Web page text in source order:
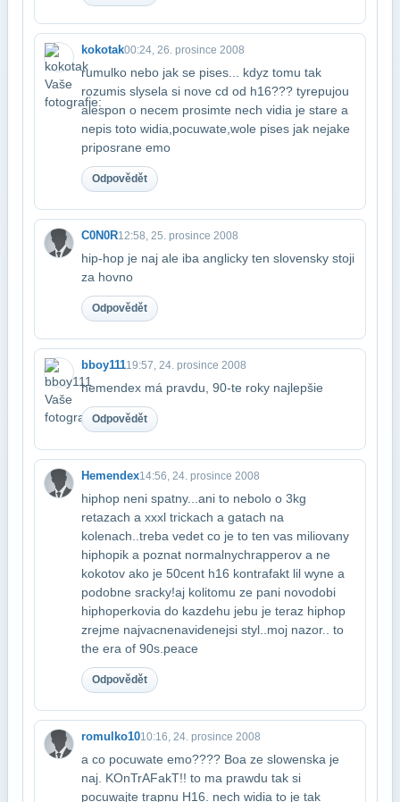
kokotak00:24, 26. prosince 2008
rumulko nebo jak se pises... kdyz tomu tak
rozumis slysela si nove cd od h16??? ty​repujou
alespon o necem prosimte nech vidia je stare a
nepis toto widia,pocuwate,wole​ pises jak nejake
priposrane emo
Odpovědět
C0N0R12:58, 25. prosince 2008
hip-hop je naj ale iba anglicky ten slovensky stoji
za hovno
Odpovědět
bboy11119:57, 24. prosince 2008
hemendex má pravdu, 90-te roky najlepšie
Odpovědět
Hemendex14:56, 24. prosince 2008
hiphop neni spatny...ani to nebolo o 3kg
retazach a xxxl trickach a gatach na​
kolenach..treba vedet co je to ten vas miliovany
hiphopik a poznat normalnych​rapperov a ne
kokotov ako je 50cent h16 kontrafakt lil wyne a
podobne sracky!aj koli​tomu ze pani novodobi
hiphoperkovia do kazdehu jebu je teraz hiphop
zrejme najvac​nenavidenejsi styl..moj nazor.. to
the era of 90s.peace
Odpovědět
romulko1010:16, 24. prosince 2008
a co pocuwate emo???? Boa ze slowenska je
naj. KOnTrAFakT!! to ma prawdu tak si​
pocuwajte trapnu H16. nech widia to je tak